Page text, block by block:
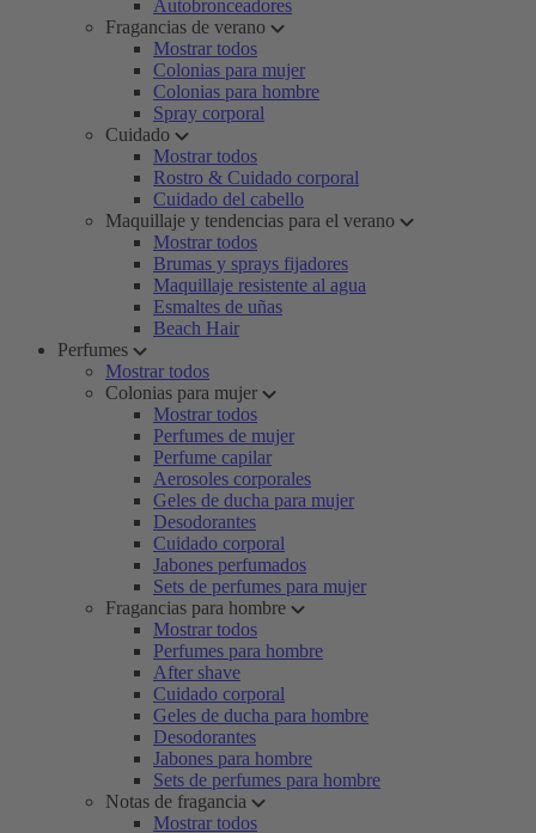
Autobronceadores
Fragancias de verano
Mostrar todos
Colonias para mujer
Colonias para hombre
Spray corporal
Cuidado
Mostrar todos
Rostro & Cuidado corporal
Cuidado del cabello
Maquillaje y tendencias para el verano
Mostrar todos
Brumas y sprays fijadores
Maquillaje resistente al agua
Esmaltes de uñas
Beach Hair
Perfumes
Mostrar todos
Colonias para mujer
Mostrar todos
Perfumes de mujer
Perfume capilar
Aerosoles corporales
Geles de ducha para mujer
Desodorantes
Cuidado corporal
Jabones perfumados
Sets de perfumes para mujer
Fragancias para hombre
Mostrar todos
Perfumes para hombre
After shave
Cuidado corporal
Geles de ducha para hombre
Desodorantes
Jabones para hombre
Sets de perfumes para hombre
Notas de fragancia
Mostrar todos